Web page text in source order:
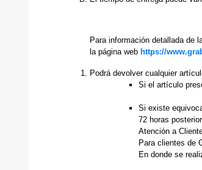
Para información detallada de
la página web https://
Podrá devolver cualquier
Si el artículo
Si existe
72 horas
Atención a
Para clientes de
En donde se